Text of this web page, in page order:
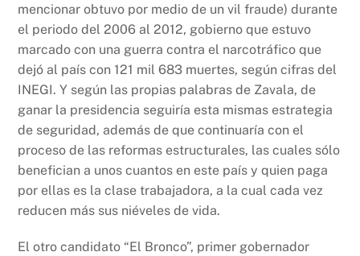
mencionar obtuvo por medio de un vil fraude) durante
el periodo del 2006 al 2012, gobierno que estuvo
marcado con una guerra contra el narcotráfico que
dejó al país con 121 mil 683 muertes, según cifras del
INEGI. Y según las propias palabras de Zavala, de
ganar la presidencia seguiría esta mismas estrategia
de seguridad, además de que continuaría con el
proceso de las reformas estructurales, las cuales sólo
benefician a unos cuantos en este país y quien paga
por ellas es la clase trabajadora, a la cual cada vez
reducen más sus niéveles de vida.
El otro candidato “El Bronco”, primer gobernador